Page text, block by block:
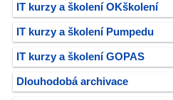
IT kurzy a školení OKškolení
IT kurzy a školení Pumpedu
IT kurzy a školení GOPAS
Dlouhodobá archivace